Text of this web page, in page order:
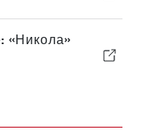
«Никола»